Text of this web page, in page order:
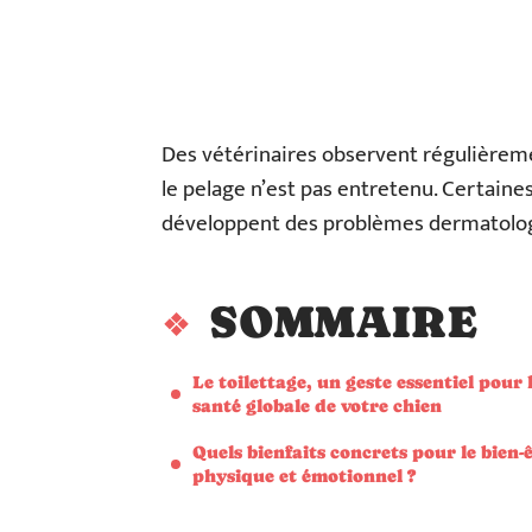
Des vétérinaires observent
le pelage n’est pas entretenu.
développent des problèmes
SOMMAIRE
Le toilettage, un geste essentiel pour
santé globale de votre chien
Quels bienfaits concrets pour le bien-
physique et émotionnel ?